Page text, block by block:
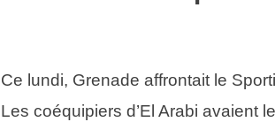
Ce lundi, Grenade affrontait le
Les coéquipiers d’El Arabi avaient